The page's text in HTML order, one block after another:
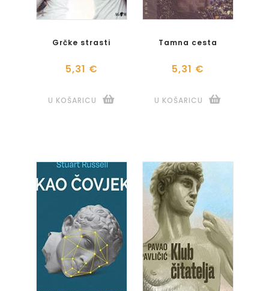
Grčke strasti
5,31 €
U KOŠARICU
Tamna cesta
5,31 €
U KOŠARICU